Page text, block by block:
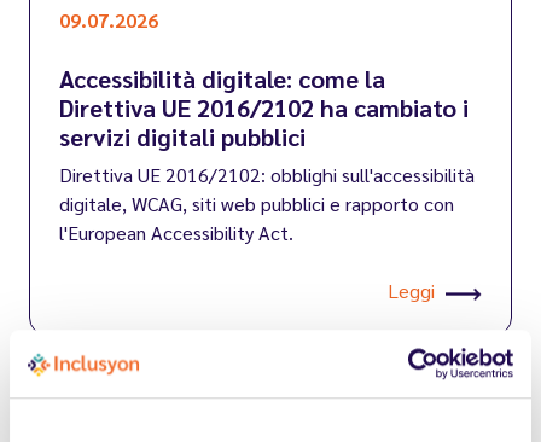
09.07.2026
Accessibilità digitale: come la
Direttiva UE 2016/2102 ha cambiato i
servizi digitali pubblici
Direttiva UE 2016/2102: obblighi sull'accessibilità
digitale, WCAG, siti web pubblici e rapporto con
l'European Accessibility Act.
Leggi